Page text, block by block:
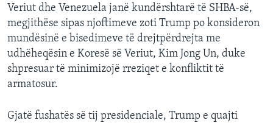
Veriut dhe Venezuela janë kundërshtarë të SHBA-së,
megjithëse sipas njoftimeve zoti Trump po konsideron
mundësinë e bisedimeve të drejtpërdrejta me
udhëheqësin e Koresë së Veriut, Kim Jong Un, duke
shpresuar të minimizojë rreziqet e konfliktit të
armatosur.
Gjatë fushatës së tij presidenciale, Trump e quajti